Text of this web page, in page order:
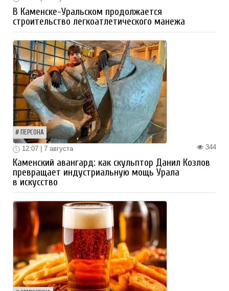
В Каменске-Уральском продолжается
строительство легкоатлетического манежа
ПЕРСОНА
344
12:07 | 7 августа
Каменский авангард: как скульптор Данил Козлов
превращает индустриальную мощь Урала
в искусство